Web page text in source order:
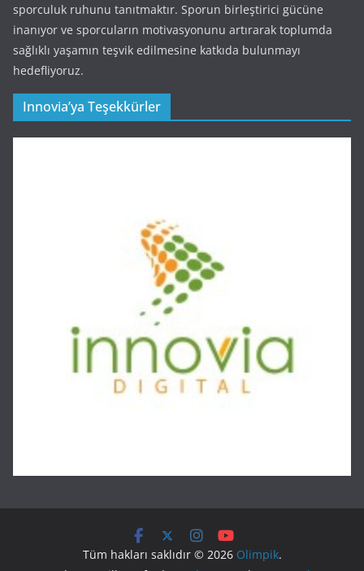
sporculuk ruhunu tanıtmaktır. Sporun birleştirici gücüne
inanıyor ve sporcuların motivasyonunu artırarak toplumda
sağlıklı yaşamın teşvik edilmesine katkıda bulunmayı
hedefliyoruz.
Innovia’ya Teşekkürler
Tüm hakları saklıdır © 2026 Olimpik.